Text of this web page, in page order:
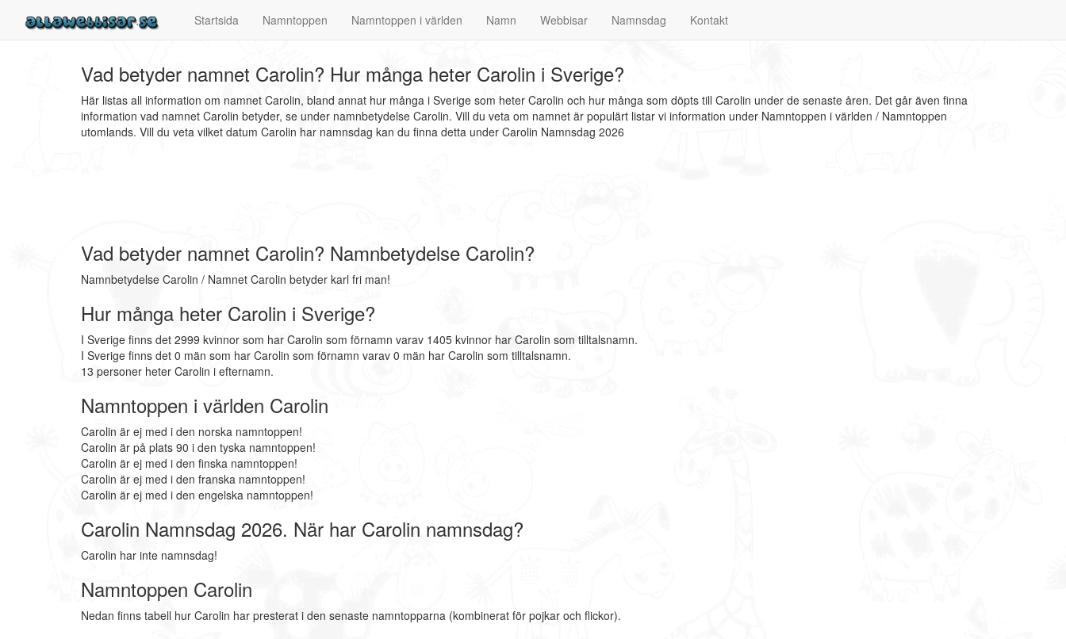
Startsida Namntoppen Namntoppen i världen Namn Webbisar Namnsdag Kontakt
Vad betyder namnet Carolin? Hur många heter Carolin i Sverige?
Här listas all information om namnet Carolin, bland annat hur många i Sverige som heter Carolin och hur många som döpts till Carolin under de senaste åren. Det går även finna
information vad namnet Carolin betyder, se under namnbetydelse Carolin. Vill du veta om namnet är populärt listar vi information under Namntoppen i världen / Namntoppen
utomlands. Vill du veta vilket datum Carolin har namnsdag kan du finna detta under Carolin Namnsdag 2026
Vad betyder namnet Carolin? Namnbetydelse Carolin?
Namnbetydelse Carolin / Namnet Carolin betyder karl fri man!
Hur många heter Carolin i Sverige?
I Sverige finns det 2999 kvinnor som har Carolin som förnamn varav 1405 kvinnor har Carolin som tilltalsnamn.
I Sverige finns det 0 män som har Carolin som förnamn varav 0 män har Carolin som tilltalsnamn.
13 personer heter Carolin i efternamn.
Namntoppen i världen Carolin
Carolin är ej med i den norska namntoppen!
Carolin är på plats 90 i den tyska namntoppen!
Carolin är ej med i den finska namntoppen!
Carolin är ej med i den franska namntoppen!
Carolin är ej med i den engelska namntoppen!
Carolin Namnsdag 2026. När har Carolin namnsdag?
Carolin har inte namnsdag!
Namntoppen Carolin
Nedan finns tabell hur Carolin har presterat i den senaste namntopparna (kombinerat för pojkar och flickor).